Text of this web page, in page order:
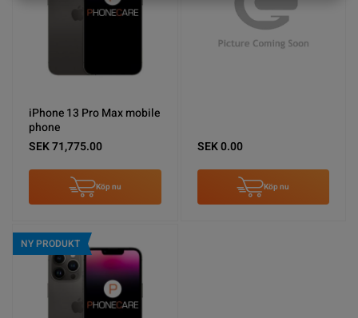
iPhone 13 Pro Max mobile
phone
SEK 71,775.00
Köp nu
SEK 0.00
Köp nu
NY PRODUKT